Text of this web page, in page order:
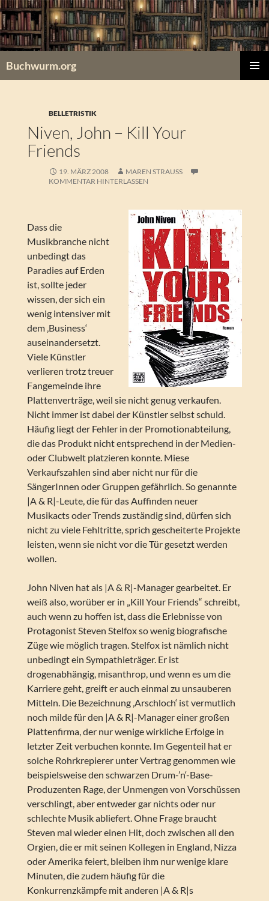
Zum
Inhalt
springen
Buchwurm.org
BELLETRISTIK
Niven, John – Kill Your
Friends
19. MÄRZ 2008
MAREN STRAUSS
KOMMENTAR HINTERLASSEN
Dass die
Musikbranche nicht
unbedingt das
Paradies auf Erden
ist, sollte jeder
wissen, der sich ein
wenig intensiver mit
dem ‚Business‘
auseinandersetzt.
Viele Künstler
verlieren trotz treuer
Fangemeinde ihre
Plattenverträge, weil sie nicht genug verkaufen.
Nicht immer ist dabei der Künstler selbst schuld.
Häufig liegt der Fehler in der Promotionabteilung,
die das Produkt nicht entsprechend in der Medien-
oder Clubwelt platzieren konnte. Miese
Verkaufszahlen sind aber nicht nur für die
SängerInnen oder Gruppen gefährlich. So genannte
|A & R|-Leute, die für das Auffinden neuer
Musikacts oder Trends zuständig sind, dürfen sich
nicht zu viele Fehltritte, sprich gescheiterte Projekte
leisten, wenn sie nicht vor die Tür gesetzt werden
wollen.
John Niven hat als |A & R|-Manager gearbeitet. Er
weiß also, worüber er in „Kill Your Friends“ schreibt,
auch wenn zu hoffen ist, dass die Erlebnisse von
Protagonist Steven Stelfox so wenig biografische
Züge wie möglich tragen. Stelfox ist nämlich nicht
unbedingt ein Sympathieträger. Er ist
drogenabhängig, misanthrop, und wenn es um die
Karriere geht, greift er auch einmal zu unsauberen
Mitteln. Die Bezeichnung ‚Arschloch‘ ist vermutlich
noch milde für den |A & R|-Manager einer großen
Plattenfirma, der nur wenige wirkliche Erfolge in
letzter Zeit verbuchen konnte. Im Gegenteil hat er
solche Rohrkrepierer unter Vertrag genommen wie
beispielsweise den schwarzen Drum-’n‘-Base-
Produzenten Rage, der Unmengen von Vorschüssen
verschlingt, aber entweder gar nichts oder nur
schlechte Musik abliefert. Ohne Frage braucht
Steven mal wieder einen Hit, doch zwischen all den
Orgien, die er mit seinen Kollegen in England, Nizza
oder Amerika feiert, bleiben ihm nur wenige klare
Minuten, die zudem häufig für die
Konkurrenzkämpfe mit anderen |A & R|s